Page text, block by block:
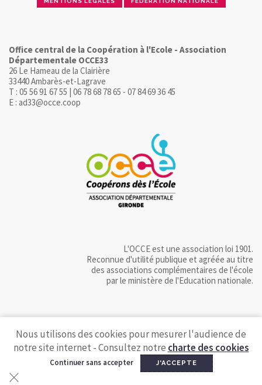
Office central de la Coopération à l'Ecole - Association
Départementale OCCE33
26 Le Hameau de la Clairière
33440 Ambarès-et-Lagrave
T : 05 56 91 67 55 | 06 78 68 78 65 - 07 84 69 36 45
E : ad33@occe.coop
L'OCCE est une association loi 1901.
Reconnue d'utilité publique et agréée au titre
des associations complémentaires de l'école
par le ministère de l'Education nationale.
Nous utilisons des cookies pour mesurer l'audience de
notre site internet - Consultez notre charte des cookies
Continuer sans accepter J'ACCEPTE